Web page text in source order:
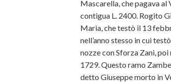
Mascarella, che pagava al
contigua L. 2400. Rogito
Maria, che testò il 13
nell’anno stesso in cui
nozze con Sforza Zani,
1729. Questo ramo
detto Giuseppe morto in